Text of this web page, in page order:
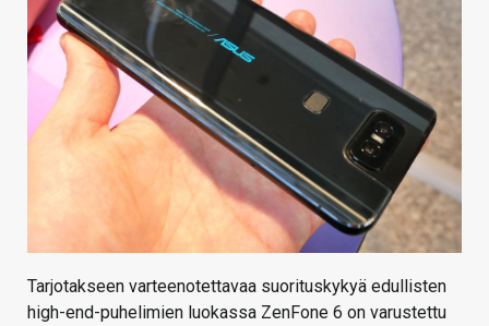
Tarjotakseen varteenotettavaa suorituskykyä edullisten
high-end-puhelimien luokassa ZenFone 6 on varustettu